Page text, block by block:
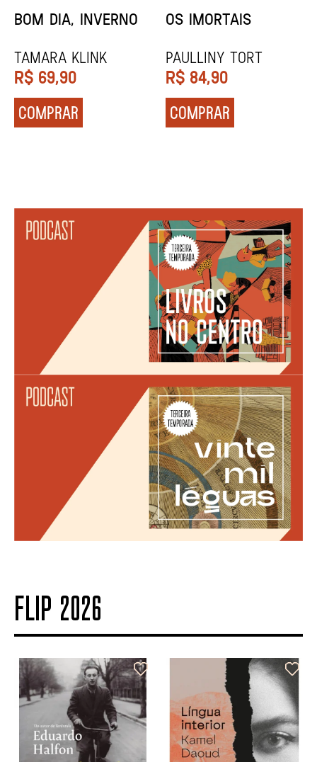
ORIXÁS
REGINALDO PRANDI
R$ 79,90
COMPRAR
ORAÇÃO PARA
Socorro Acioli
R$ 74,90
COMPRAR
FLIP 2026